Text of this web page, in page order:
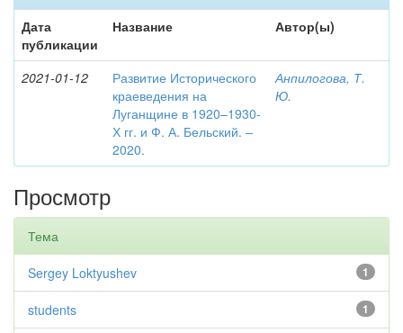
Дата
публикации
Название Автор(ы)
2021-01-12
Развитие Исторического
краеведения на
Луганщине в 1920–1930-
Х гг. и Ф. А. Бельский. –
2020.
Анпилогова, Т.
Ю.
Просмотр
Тема
1
Sergey Loktyushev
1
students